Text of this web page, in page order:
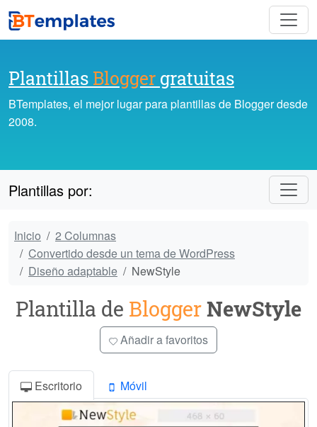
Plantillas Blogger gratuitas
BTemplates, el mejor lugar para plantillas de Blogger desde
2008.
Plantillas por:
Inicio
2 Columnas
Convertido desde un tema de WordPress
Diseño adaptable
NewStyle
Plantilla de BloggerNewStyle
Añadir a favoritos
Escritorio Móvil